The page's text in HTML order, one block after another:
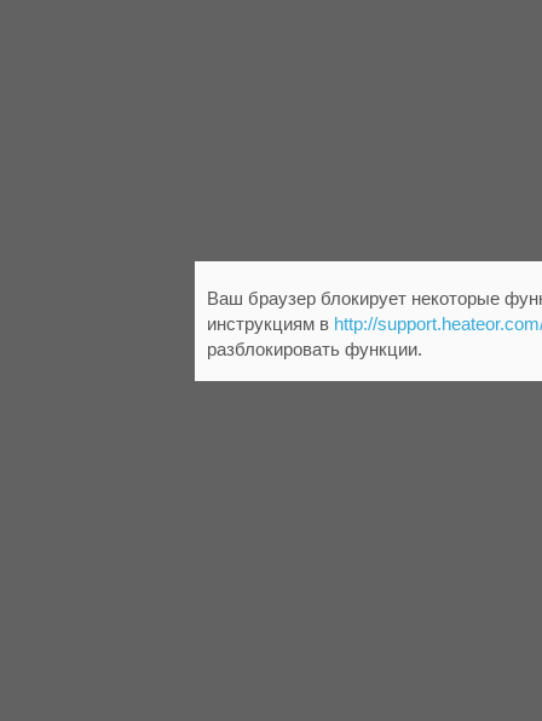
Ваш браузер блокирует некоторые
инструкциям в http://
разблокировать функции.